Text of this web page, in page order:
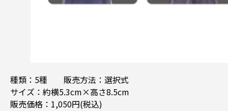
種類：5種 販売方法：選択式
サイズ：約横5.3cm×高さ8.5cm
販売価格：1,050円(税込)